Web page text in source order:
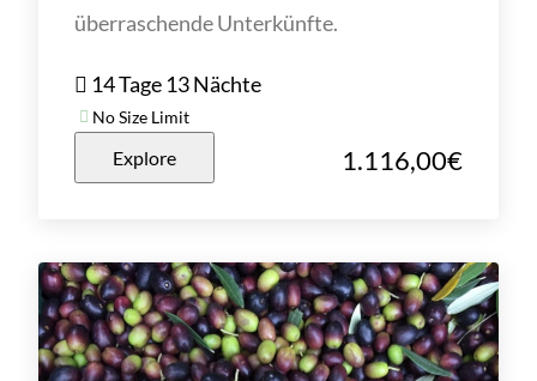
überraschende Unterkünfte.
14 Tage 13 Nächte
No Size Limit
Explore 1.116,00€